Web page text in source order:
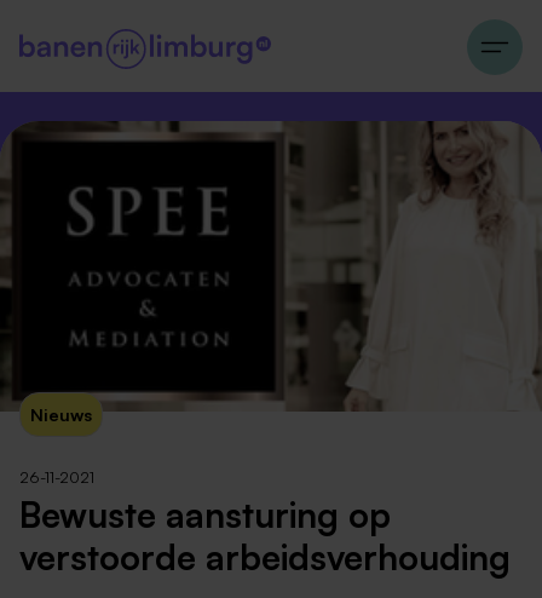
Nieuws
26-11-2021
Bewuste aansturing op
verstoorde arbeidsverhouding